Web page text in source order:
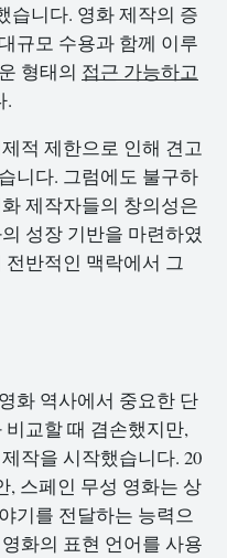
습니다. 영화 제작의 증
규모 수용과 함께 이루
형태의 접근 가능하고
.
적 제한으로 인해 견고
니다. 그럼에도 불구하
제작자들의 창의성은
성장 기반을 마련하였
반적인 맥락에서 그
화 역사에서 중요한 단
교할 때 겸손했지만,
작을 시작했습니다. 20
, 스페인 무성 영화는 상
기를 전달하는 능력으
화의 표현 언어를 사용